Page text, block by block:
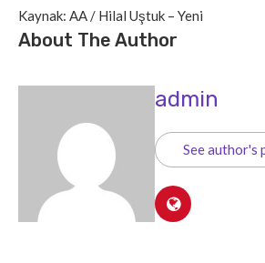
Kaynak: AA / Hilal Uştuk – Yeni
About The Author
admin
See author's